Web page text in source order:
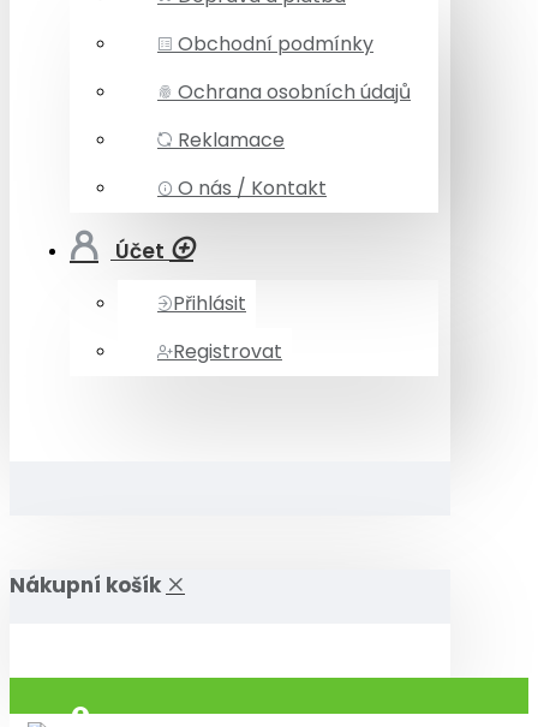
Obchodní podmínky
Ochrana osobních údajů
Reklamace
O nás / Kontakt
Účet
Přihlásit
Registrovat
Nákupní košík